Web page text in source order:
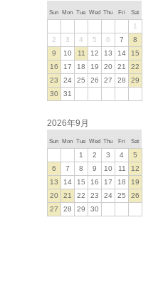
Sun Mon Tue Wed Thu Fri Sat
1
2
3 4 5 6 7
8
9
10 11 12 13 14
15
16
17 18 19 20 21
22
23
24 25 26 27 28
29
30
31
2026年9月
Sun Mon Tue Wed Thu Fri Sat
1 2 3 4
5
6
7 8 9 10 11
12
13
14 15 16 17 18
19
20
21 22 23 24 25
26
27
28 29 30